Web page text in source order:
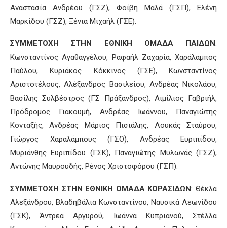
Αναστασία Ανδρέου (ΓΣΖ), Φοίβη Μαλά (ΓΣΠ), Ελένη
Μαρκίδου (ΓΣΖ), Ξένια Μιχαήλ (ΓΣΕ).
ΣΥΜΜΕΤΟΧΗ ΣΤΗΝ ΕΘΝΙΚΗ ΟΜΑΔΑ ΠΑΙΔΩΝ:
Κωνσταντίνος Αγαθαγγέλου, Ραφαήλ Ζαχαρία, Χαράλαμπος
Παύλου, Κυριάκος Κόκκινος (ΓΣΕ), Κωνσταντίνος
Αριστοτέλους, Αλέξανδρος Βασιλείου, Ανδρέας Νικολάου,
Βασίλης Συλβέστρος (ΓΣ Πράξανδρος), Αιμίλιος Γαβριήλ,
Πρόδρομος Γιακουμή, Ανδρέας Ιωάννου, Παναγιώτης
Κονταξής, Ανδρέας Μάριος Πισιάλης, Λουκάς Σταύρου,
Γιώργος Χαραλάμπους (ΓΣΟ), Ανδρέας Ευριπίδου,
Μυριάνθης Ευριπίδου (ΓΣΚ), Παναγιώτης Μυλωνάς (ΓΣΖ),
Αντώνης Μαυρουδής, Ρένος Χριστοφόρου (ΓΣΠ).
ΣΥΜΜΕΤΟΧΗ ΣΤΗΝ ΕΘΝΙΚΗ ΟΜΑΔΑ ΚΟΡΑΣΙΔΩΝ: Θέκλα
Αλεξάνδρου, Βλαδηβάλια Κωνσταντίνου, Ναυσικά Λεωνίδου
(ΓΣΚ), Άντρεα Αργυρού, Ιωάννα Κυπριανού, Στέλλα